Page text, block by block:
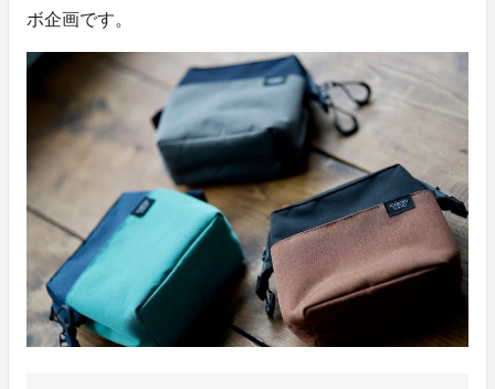
ボ企画です。